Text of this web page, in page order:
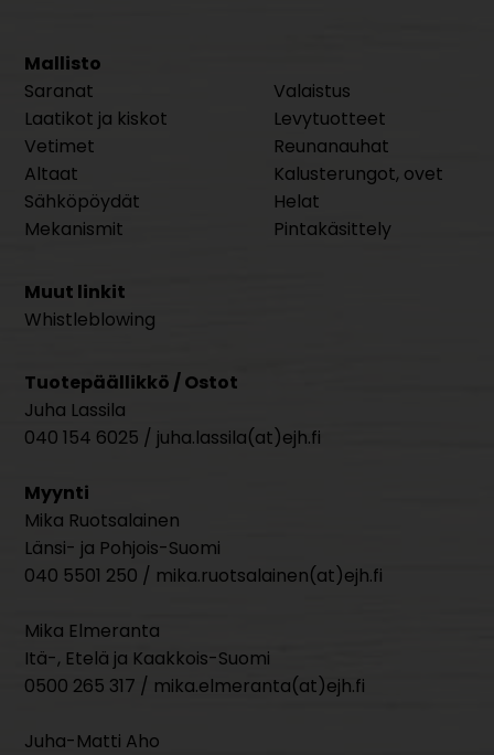
Mallisto
Saranat
Laatikot ja kiskot
Vetimet
Altaat
Sähköpöydät
Mekanismit
Valaistus
Levytuotteet
Reunanauhat
Kalusterungot, ovet
Helat
Pintakäsittely
Muut linkit
Whistleblowing
Tuotepäällikkö / Ostot
Juha Lassila
040 154 6025 / juha.lassila(at)ejh.fi
Myynti
Mika Ruotsalainen
Länsi- ja Pohjois-Suomi
040 5501 250 / mika.ruotsalainen(at)ejh.fi
Mika Elmeranta
Itä-, Etelä ja Kaakkois-Suomi
0500 265 317 / mika.elmeranta(at)ejh.fi
Juha-Matti Aho